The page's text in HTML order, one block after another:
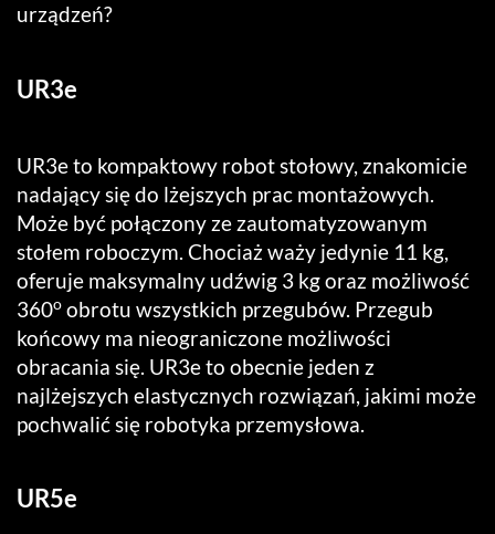
urządzeń?
UR3e
UR3e to kompaktowy robot stołowy, znakomicie
nadający się do lżejszych prac montażowych.
Może być połączony ze zautomatyzowanym
stołem roboczym. Chociaż waży jedynie 11 kg,
oferuje maksymalny udźwig 3 kg oraz możliwość
360o obrotu wszystkich przegubów. Przegub
końcowy ma nieograniczone możliwości
obracania się. UR3e to obecnie jeden z
najlżejszych elastycznych rozwiązań, jakimi może
pochwalić się robotyka przemysłowa.
UR5e